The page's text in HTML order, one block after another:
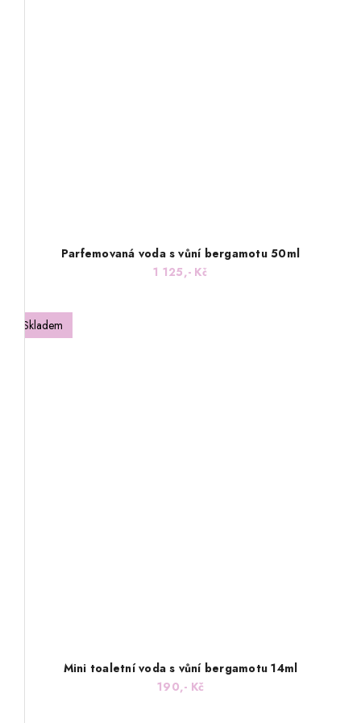
Parfemovaná voda s vůní bergamotu 50ml
1 125,- Kč
Skladem
Mini toaletní voda s vůní bergamotu 14ml
190,- Kč